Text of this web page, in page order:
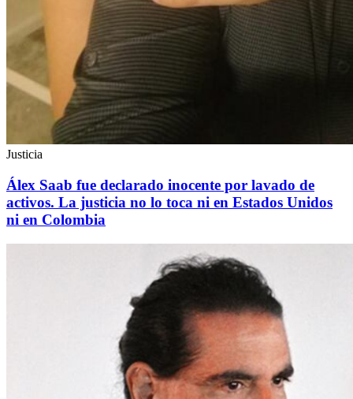
Justicia
Álex Saab fue declarado inocente por lavado de
activos. La justicia no lo toca ni en Estados Unidos
ni en Colombia